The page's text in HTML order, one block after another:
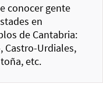
conocer gente
en
de Cantabria:
Castro-Urdiales,
etc.